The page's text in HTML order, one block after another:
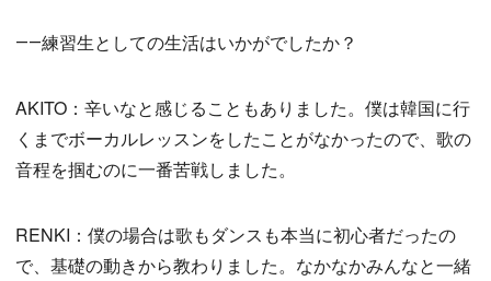
――練習生としての生活はいかがでしたか？
AKITO：辛いなと感じることもありました。僕は韓国に行
くまでボーカルレッスンをしたことがなかったので、歌の
音程を掴むのに一番苦戦しました。
RENKI：僕の場合は歌もダンスも本当に初心者だったの
で、基礎の動きから教わりました。なかなかみんなと一緒